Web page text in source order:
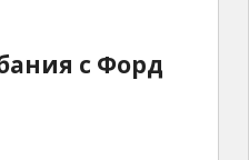
с Форд